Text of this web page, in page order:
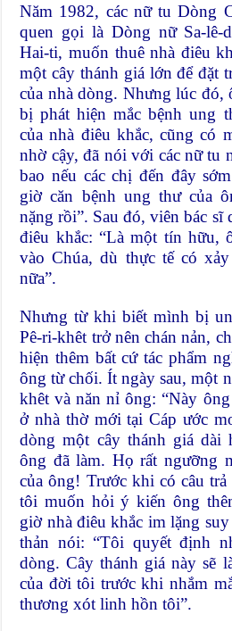
Năm 1982, các nữ tu Dòng
quen gọi là Dòng nữ Sa-lê-
Hai-ti, muốn thuê nhà điêu
một cây thánh giá lớn để đặt
của nhà dòng. Nhưng lúc đó,
bị phát hiện mắc bệnh ung
của nhà điêu khắc, cũng có
nhờ cậy, đã nói với các nữ tu
bao nếu các chị đến đây
giờ căn bệnh ung thư của
nặng rồi”. Sau đó, viên bác sĩ
điêu khắc: “Là một tín hữu,
vào Chúa, dù thực tế có
nữa”.
Nhưng từ khi biết mình bị
Pê-ri-khêt trở nên chán nản,
hiện thêm bất cứ tác phẩm
ông từ chối. Ít ngày sau, một
khêt và năn nỉ ông: “Này
ở nhà thờ mới tại Cáp ước
dòng một cây thánh giá dài
ông đã làm. Họ rất ngưỡng
của ông! Trước khi có câu
tôi muốn hỏi ý kiến ông
giờ nhà điêu khắc im lặng
thản nói: “Tôi quyết định
dòng. Cây thánh giá này sẽ
của đời tôi trước khi nhắm
thương xót linh hồn tôi”.